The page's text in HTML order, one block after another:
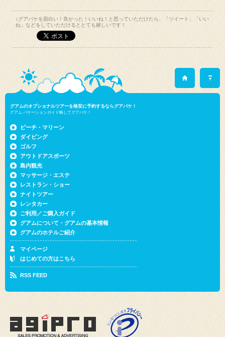
ね」などをしていただけるととても嬉しいです！
グアムのオプショナルツアーを格安に予約するならグアバケ！
ビーチ・マリーン
ゴルフ
アウトドアスポーツ
島内観光
マッサージ・エステ
レストラン・ショー
ナイトツアー
レンタカー
ご利用／ご購入ガイド
グアムについて・グアムの基本情報
グアムのホテルご紹介
マイページ
RSS FEED